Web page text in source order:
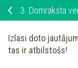
3. Domraksta
Izlasi doto
tas ir atbilstošs!